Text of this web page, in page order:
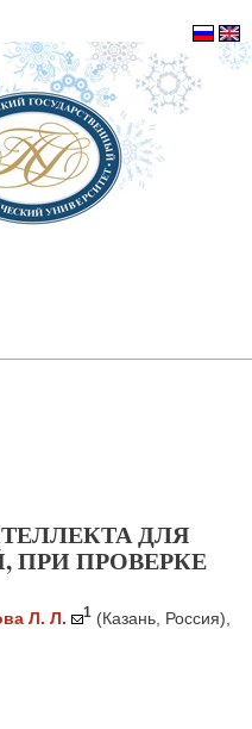
ДЛЯ
ПРИ ПРОВЕРКЕ
Л. Л. 1 (Казань, Россия)